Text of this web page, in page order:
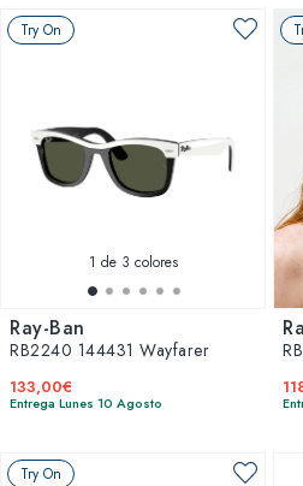
Try On
1 de 3 colores
Ray-Ban
RB2240 144431 Wayfarer
133,00€
Entrega Lunes 10 Agosto
Try On